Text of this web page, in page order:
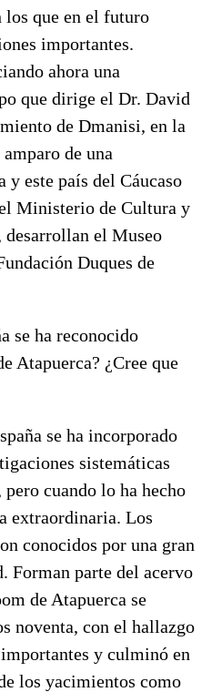
los que en el futuro
importantes.
ahora una
que dirige el Dr. David
de Dmanisi, en la
de una
y este país del Cáucaso
Ministerio de Cultura y
desarrollan el Museo
Duques de
se ha reconocido
Atapuerca? ¿Cree que
se ha incorporado
sistemáticas
cuando lo ha hecho
extraordinaria. Los
conocidos por una gran
Forman parte del acervo
de Atapuerca se
noventa, con el hallazgo
y culminó en
los yacimientos como